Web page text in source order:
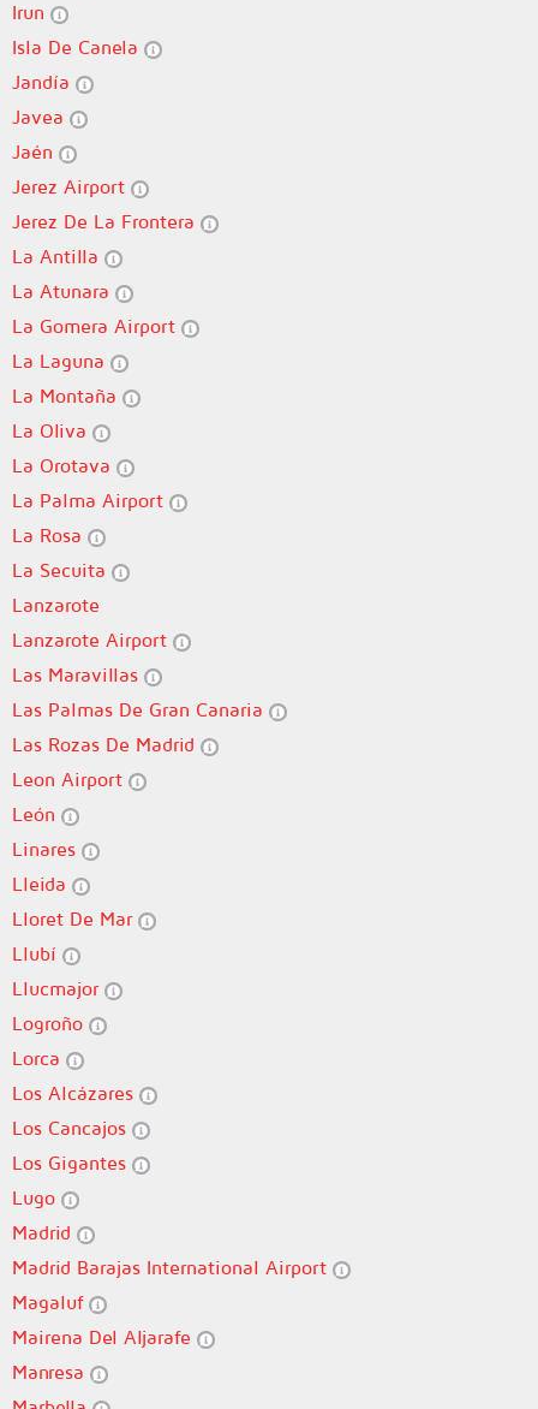
Irun
Isla De Canela
Jandía
Javea
Jaén
Jerez Airport
Jerez De La Frontera
La Antilla
La Atunara
La Gomera Airport
La Laguna
La Montaña
La Oliva
La Orotava
La Palma Airport
La Rosa
La Secuita
Lanzarote
Lanzarote Airport
Las Maravillas
Las Palmas De Gran Canaria
Las Rozas De Madrid
Leon Airport
León
Linares
Lleida
Lloret De Mar
Llubí
Llucmajor
Logroño
Lorca
Los Alcázares
Los Cancajos
Los Gigantes
Lugo
Madrid
Madrid Barajas International Airport
Magaluf
Mairena Del Aljarafe
Manresa